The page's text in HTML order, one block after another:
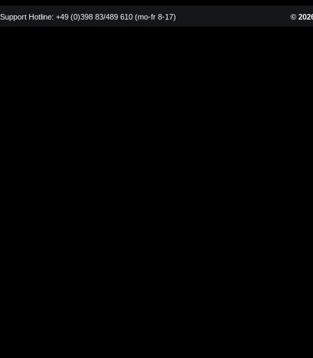
Support Hotline: +49 (0)398 83/489 610 (mo-fr 8-17) ©